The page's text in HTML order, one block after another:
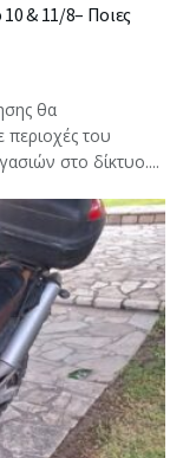
& 11/8– Ποιες
θα
περιοχές του
στο δίκτυο....